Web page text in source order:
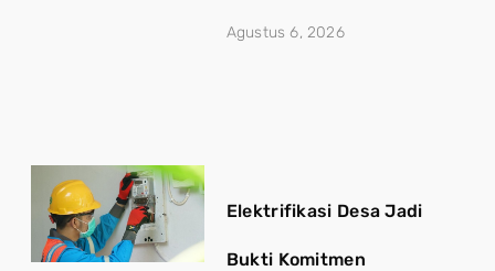
Agustus 6, 2026
Elektrifikasi Desa Jadi
Bukti Komitmen